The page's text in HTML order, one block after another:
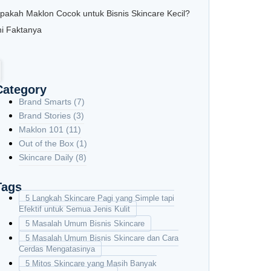
Maklon Cocok untuk Bisnis Skincare Kecil?
Faktanya
Brand Smarts(7)
Brand Stories(3)
Maklon 101 (11)
Out of the Box(1)
Skincare Daily(8)
5 Langkah Skincare Pagi yang Simple tapi
Efektif untuk Semua Jenis Kulit
5 Masalah Umum Bisnis Skincare
5 Masalah Umum Bisnis Skincare dan Cara
Cerdas Mengatasinya
5 Mitos Skincare yang Masih Banyak